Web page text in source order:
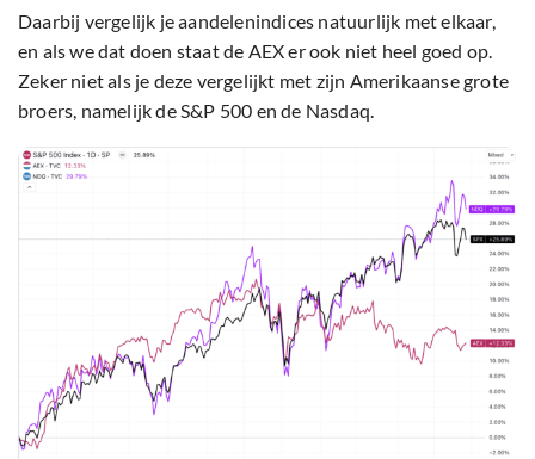
Daarbij vergelijk je aandelenindices natuurlijk met elkaar,
en als we dat doen staat de AEX er ook niet heel goed op.
Zeker niet als je deze vergelijkt met zijn Amerikaanse grote
broers, namelijk de S&P 500 en de Nasdaq.